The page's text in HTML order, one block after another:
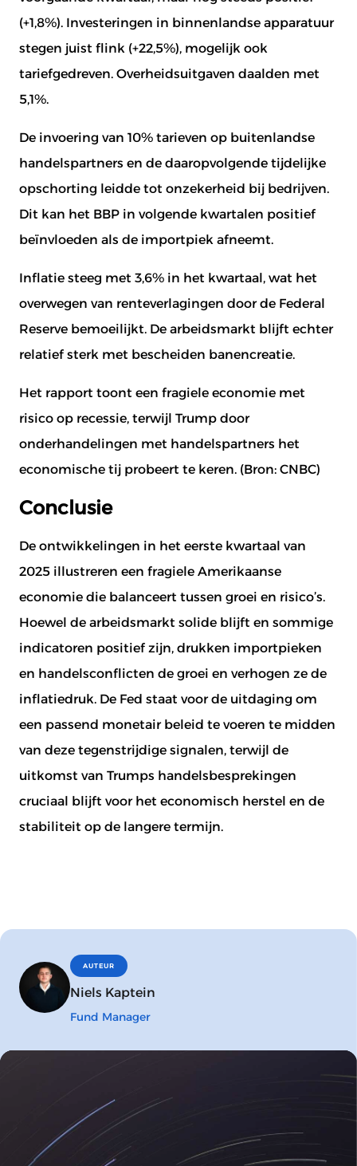
(+1,8%). Investeringen in binnenlandse apparatuur
stegen juist flink (+22,5%), mogelijk ook
tariefgedreven. Overheidsuitgaven daalden met
5,1%.
De invoering van 10% tarieven op buitenlandse
handelspartners en de daaropvolgende tijdelijke
opschorting leidde tot onzekerheid bij bedrijven.
Dit kan het BBP in volgende kwartalen positief
beïnvloeden als de importpiek afneemt.
Inflatie steeg met 3,6% in het kwartaal, wat het
overwegen van renteverlagingen door de Federal
Reserve bemoeilijkt. De arbeidsmarkt blijft echter
relatief sterk met bescheiden banencreatie.
Het rapport toont een fragiele economie met
risico op recessie, terwijl Trump door
onderhandelingen met handelspartners het
economische tij probeert te keren. (Bron: CNBC)
Conclusie
De ontwikkelingen in het eerste kwartaal van
2025 illustreren een fragiele Amerikaanse
economie die balanceert tussen groei en risico’s.
Hoewel de arbeidsmarkt solide blijft en sommige
indicatoren positief zijn, drukken importpieken
en handelsconflicten de groei en verhogen ze de
inflatiedruk. De Fed staat voor de uitdaging om
een passend monetair beleid te voeren te midden
van deze tegenstrijdige signalen, terwijl de
uitkomst van Trumps handelsbesprekingen
cruciaal blijft voor het economisch herstel en de
stabiliteit op de langere termijn.
AUTEUR
Niels Kaptein
Fund Manager